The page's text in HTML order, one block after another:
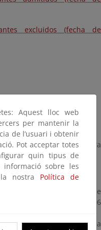
excluidos (fecha de
(8:00 horas, hora
Extremadura. Escuela de
de Elvas, s/n. 06006
de les Illes Balears. Edifici Sa
Aquest lloc web
per mantenir la
de l’usuari i obtenir
Pot acceptar totes
quin tipus de
sobre les
nostra Política de